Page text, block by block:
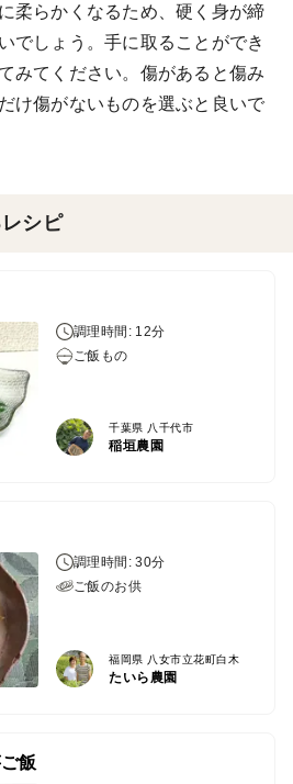
柔らかくなるため、硬く身が締
でしょう。手に取ることができ
みてください。傷があると傷み
け傷がないものを選ぶと良いで
シピ
調理時間: 12分
ご飯もの
千葉県 八千代市
稲垣農園
調理時間: 30分
ご飯のお供
福岡県 八女市立花町白木
たいら農園
飯